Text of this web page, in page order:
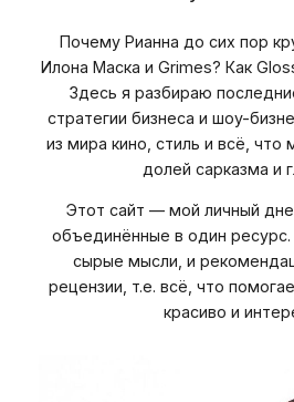
Почему Рианна до сих пор
Илона Маска и Grimes? Как
Здесь я разбираю
стратегии бизнеса и шоу-
из мира кино, стиль и всё, что
долей сарказма и
Этот сайт — мой личный
объединённые в один
сырые мысли, и
рецензии, т.е. всё, что
красиво и